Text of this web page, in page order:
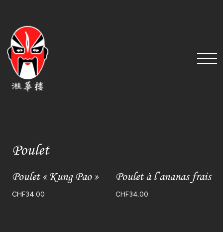
Poulet
Poulet « Kung Pao »
CHF34.00
Poulet à l’ananas frais
CHF34.00